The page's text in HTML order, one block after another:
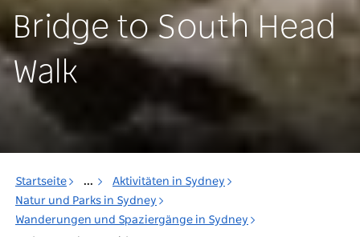
Bridge to South Head
Walk
Startseite ...
Aktivitäten in Sydney
Natur und Parks in Sydney
Wanderungen und Spaziergänge in Sydney